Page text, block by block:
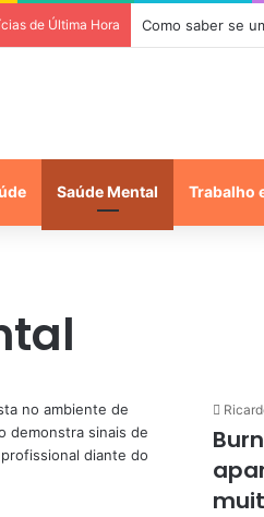
de Última Hora Como saber se
Saúde Mental Trabalho